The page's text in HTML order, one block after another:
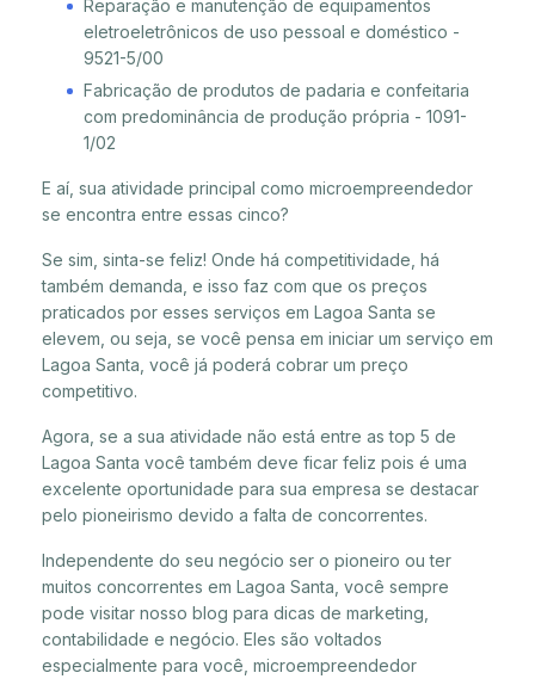
Reparação e manutenção de equipamentos
eletroeletrônicos de uso pessoal e doméstico -
9521-5/00
Fabricação de produtos de padaria e confeitaria
com predominância de produção própria - 1091-
1/02
E aí, sua atividade principal como microempreendedor
se encontra entre essas cinco?
Se sim, sinta-se feliz! Onde há competitividade, há
também demanda, e isso faz com que os preços
praticados por esses serviços em Lagoa Santa se
elevem, ou seja, se você pensa em iniciar um serviço em
Lagoa Santa, você já poderá cobrar um preço
competitivo.
Agora, se a sua atividade não está entre as top 5 de
Lagoa Santa você também deve ficar feliz pois é uma
excelente oportunidade para sua empresa se destacar
pelo pioneirismo devido a falta de concorrentes.
Independente do seu negócio ser o pioneiro ou ter
muitos concorrentes em Lagoa Santa, você sempre
pode visitar nosso blog para dicas de marketing,
contabilidade e negócio. Eles são voltados
especialmente para você, microempreendedor